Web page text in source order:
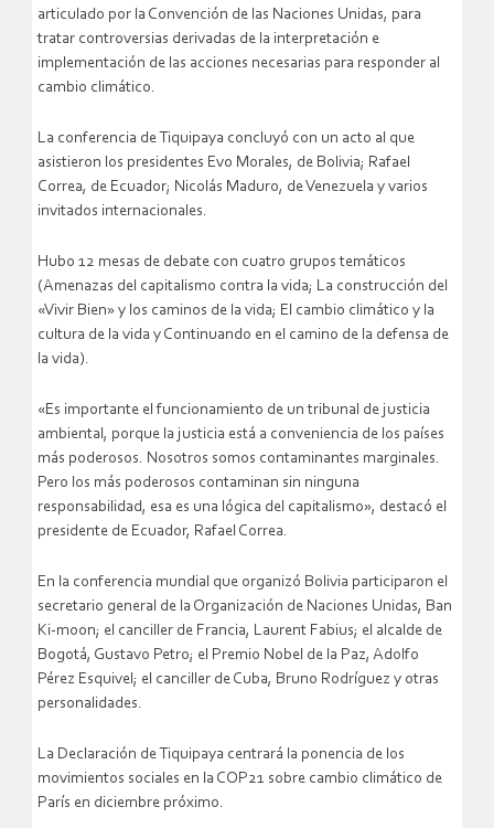
articulado por la Convención de las Naciones Unidas, para
tratar controversias derivadas de la interpretación e
implementación de las acciones necesarias para responder al
cambio climático.
La conferencia de Tiquipaya concluyó con un acto al que
asistieron los presidentes Evo Morales, de Bolivia; Rafael
Correa, de Ecuador; Nicolás Maduro, de Venezuela y varios
invitados internacionales.
Hubo 12 mesas de debate con cuatro grupos temáticos
(Amenazas del capitalismo contra la vida; La construcción del
«Vivir Bien» y los caminos de la vida; El cambio climático y la
cultura de la vida y Continuando en el camino de la defensa de
la vida).
«Es importante el funcionamiento de un tribunal de justicia
ambiental, porque la justicia está a conveniencia de los países
más poderosos. Nosotros somos contaminantes marginales.
Pero los más poderosos contaminan sin ninguna
responsabilidad, esa es una lógica del capitalismo», destacó el
presidente de Ecuador, Rafael Correa.
En la conferencia mundial que organizó Bolivia participaron el
secretario general de la Organización de Naciones Unidas, Ban
Ki-moon; el canciller de Francia, Laurent Fabius; el alcalde de
Bogotá, Gustavo Petro; el Premio Nobel de la Paz, Adolfo
Pérez Esquivel; el canciller de Cuba, Bruno Rodríguez y otras
personalidades.
La Declaración de Tiquipaya centrará la ponencia de los
movimientos sociales en la COP21 sobre cambio climático de
París en diciembre próximo.